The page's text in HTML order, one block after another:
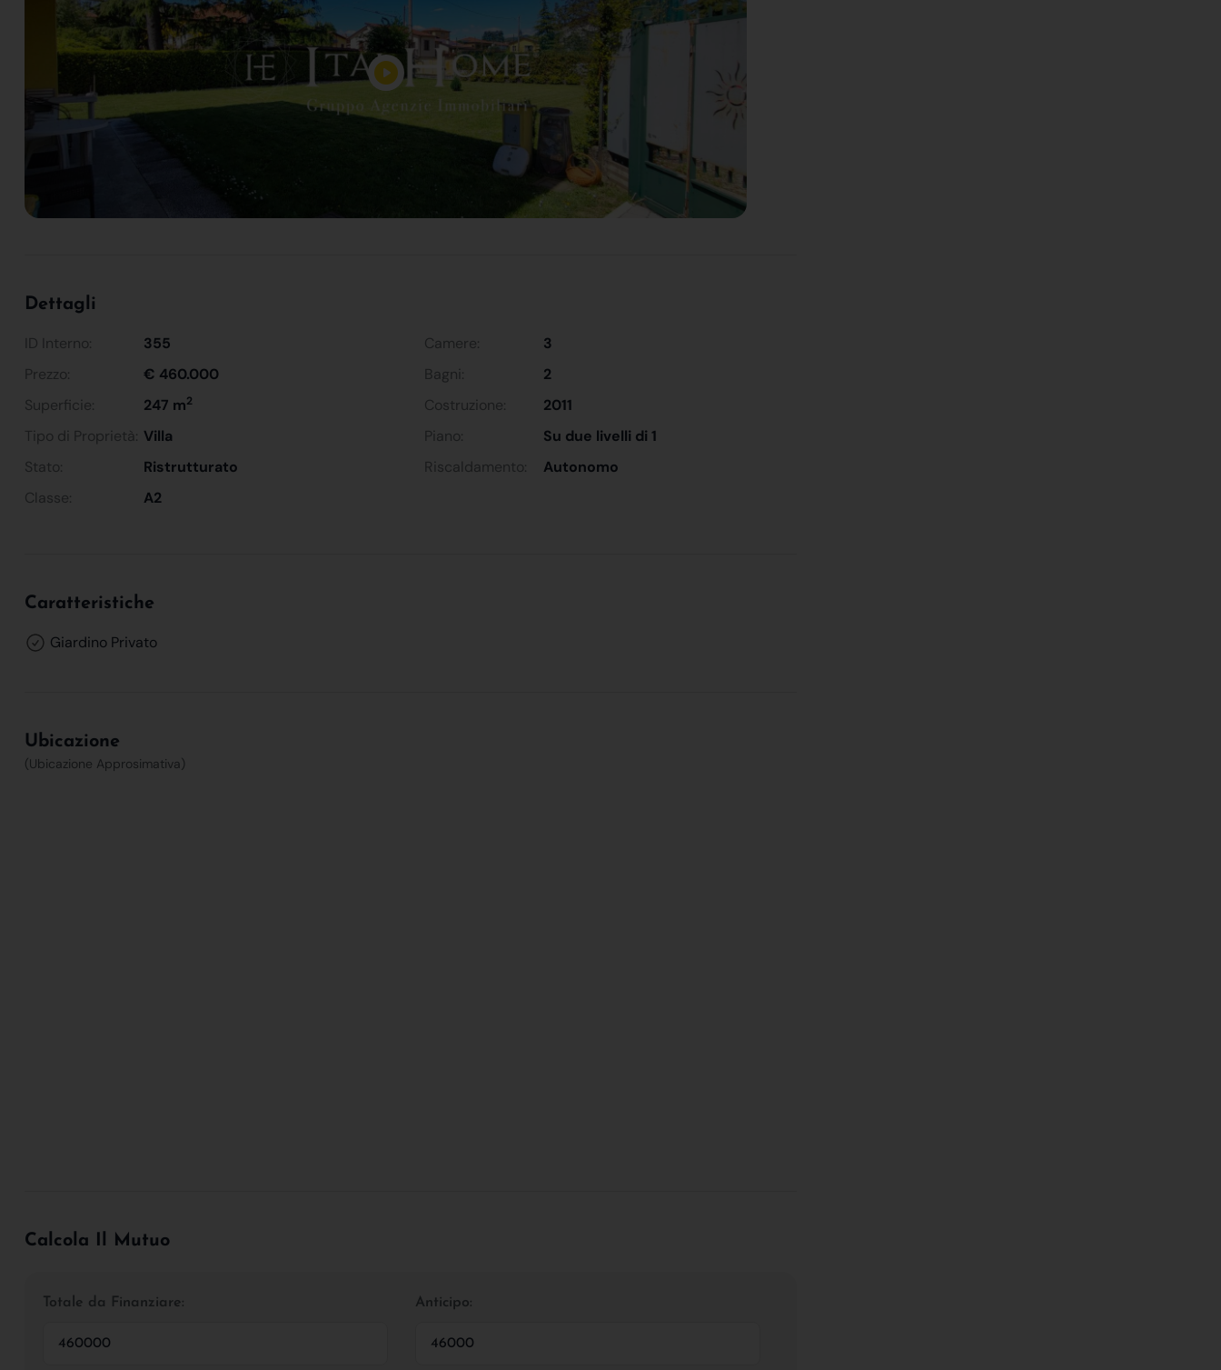
Dettagli
ID Interno: 355 Camere:
3
Prezzo:
€ 460.000 Bagni:
2
Superficie:
247 m2 Costruzione:
2011
Tipo di Proprietà: Villa Piano:
Su due livelli di 1
Stato:
Ristrutturato Riscaldamento:
Autonomo
Classe:
A2
Caratteristiche
Giardino Privato
Ubicazione
(Ubicazione Approsimativa)
Calcola Il Mutuo
Totale da Finanziare: Anticipo: